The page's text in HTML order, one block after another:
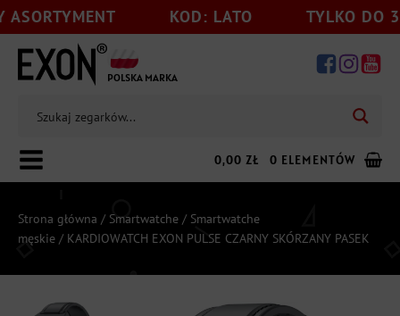
KOD: LATO TYLKO DO 31.08
POLSKA MARKA
0,00 ZŁ 0 ELEMENTÓW
Strona główna / Smartwatche / Smartwatche
męskie / KARDIOWATCH EXON PULSE CZARNY SKÓRZANY PASEK